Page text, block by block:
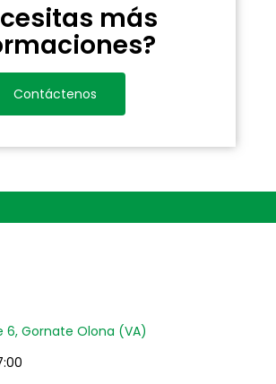
más
Contáctenos
6, Gornate Olona (VA)